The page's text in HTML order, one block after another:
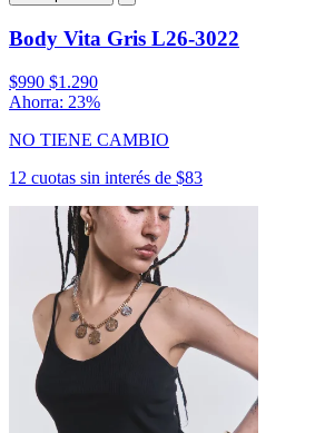
Body Vita Gris L26-3022
$990 $1.290
Ahorra: 23%
NO TIENE CAMBIO
12 cuotas sin interés de $83